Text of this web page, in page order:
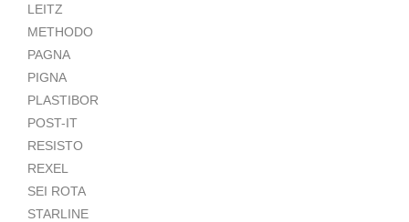
LEITZ
METHODO
PAGNA
PIGNA
PLASTIBOR
POST-IT
RESISTO
REXEL
SEI ROTA
STARLINE